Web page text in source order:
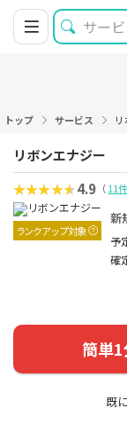
トップ サービス
リボンエナジー
4.9 （11件
ランクアップ対象
新
予
確
簡単
既